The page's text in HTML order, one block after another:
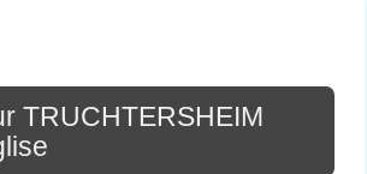
TRUCHTERSHEIM